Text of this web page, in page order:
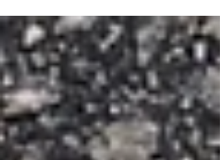
sobreponerse a los retos y lograr grandes
alturas. En el libro habla de 9 principios que te
los recomiendo los conozcas y apliques.
dejarte como invitación a explorar su obra 3 de
ellos que considero refuerzan estos patrones
las mejores prácticas que siguen todos los
líderes para construir g